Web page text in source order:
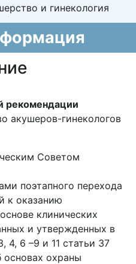
и гинекология
рекомендации
акушеров-гинекологов
Советом
поэтапного перехода
к оказанию
клинических
и утвержденных в
4, 6 –9 и 11 статьи 37
основах охраны